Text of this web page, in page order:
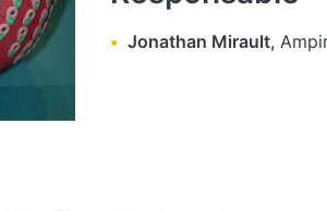
Jonathan Mirault,